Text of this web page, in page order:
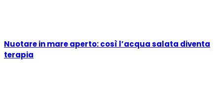
Nuotare in mare aperto: così l’acqua salata diventa
terapia